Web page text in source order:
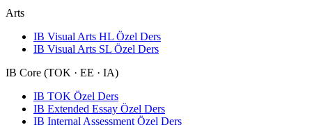
Arts
IB Visual Arts HL Özel Ders
IB Visual Arts SL Özel Ders
IB Core (TOK · EE · IA)
IB TOK Özel Ders
IB Extended Essay Özel Ders
IB Internal Assessment Özel Ders